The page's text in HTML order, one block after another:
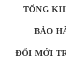
TỔNG
BẢO
ĐỔI MỚI